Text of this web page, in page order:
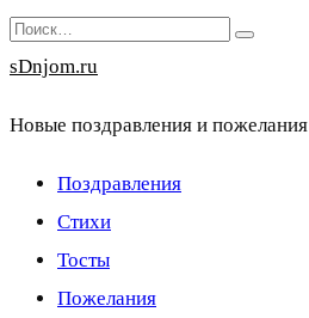
Перейти
к
Search
for:
sDnjom.ru
Новые поздравления и пожелания
Поздравления
Стихи
Тосты
Пожелания